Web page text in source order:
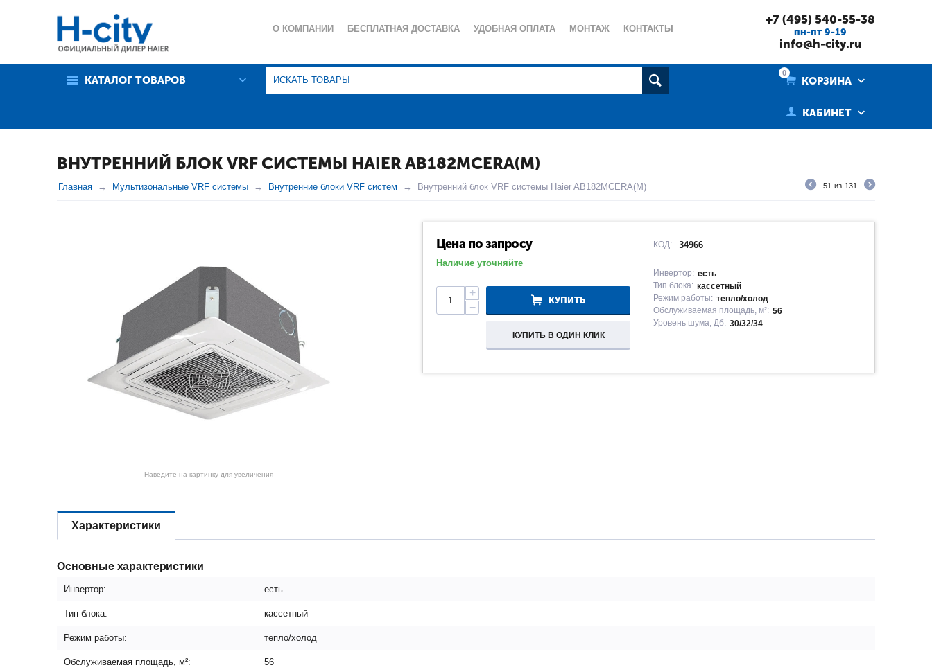
О КОМПАНИИ БЕСПЛАТНАЯ ДОСТАВКА УДОБНАЯ ОПЛАТА МОНТАЖ КОНТАКТЫ
+7 (495) 540-55-38
пн-пт 9-19
info@h-city.ru
КАТАЛОГ ТОВАРОВ
0
КОРЗИНА
КАБИНЕТ
ВНУТРЕННИЙ БЛОК VRF СИСТЕМЫ HAIER AB182MCERA(M)
Главная Мультизональные VRF системы Внутренние блоки VRF систем Внутренний блок VRF системы Haier AB182MCERA(M) 51 из 131
Наведите на картинку для увеличения
Цена по запросу
Наличие уточняйте
+
−
КУПИТЬ
КУПИТЬ В ОДИН КЛИК
КОД: 34966
Инвертор: есть
Тип блока: кассетный
Режим работы: тепло/холод
Обслуживаемая площадь, м²: 56
Уровень шума, Дб: 30/32/34
Характеристики
Основные характеристики
Инвертор: есть
Тип блока: кассетный
Режим работы: тепло/холод
Обслуживаемая площадь, м²: 56